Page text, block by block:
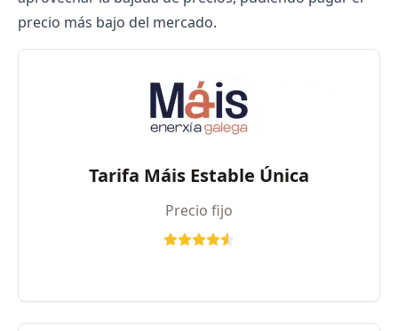
precio más bajo del mercado.
Tarifa Máis Estable Única
Precio fijo